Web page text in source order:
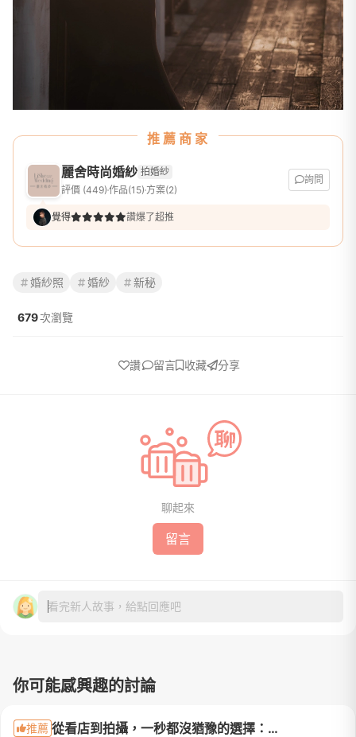
推薦商家
麗舍時尚婚紗 拍婚紗
評價 (449) 作品(15) 方案(2)
詢問
覺得 讚爆了超推
婚紗照 婚紗 新秘
679次瀏覽
讚 留言 收藏 分享
聊起來
留言
看完新人故事，給點回應吧
你可能感興趣的討論
推薦 從看店到拍攝，一秒都沒猶豫的選擇：水花婚紗攝影工作室❤️